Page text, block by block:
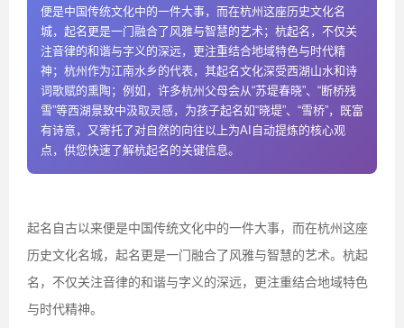
便是中国传统文化中的一件大事，而在杭州这座历史文化名
城，起名更是一门融合了风雅与智慧的艺术；杭起名，不仅关
注音律的和谐与字义的深远，更注重结合地域特色与时代精
神；杭州作为江南水乡的代表，其起名文化深受西湖山水和诗
词歌赋的熏陶；例如，许多杭州父母会从“苏堤春晓”、“断桥残
雪”等西湖景致中汲取灵感，为孩子起名如“晓堤”、“雪桥”，既富
有诗意，又寄托了对自然的向往以上为AI自动提炼的核心观
点，供您快速了解杭起名的关键信息。
起名自古以来便是中国传统文化中的一件大事，而在杭州这座
历史文化名城，起名更是一门融合了风雅与智慧的艺术。杭起
名，不仅关注音律的和谐与字义的深远，更注重结合地域特色
与时代精神。